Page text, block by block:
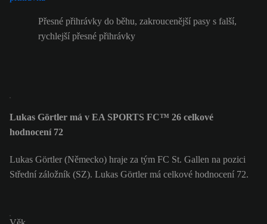
Přesné přihrávky do běhu, zakroucenější pasy s falší,
rychlejší přesné přihrávky
Lukas Görtler má v EA SPORTS FC™ 26 celkové
hodnocení 72
Lukas Görtler (Německo) hraje za tým FC St. Gallen na pozici
Střední záložník (SZ). Lukas Görtler má celkové hodnocení 72.